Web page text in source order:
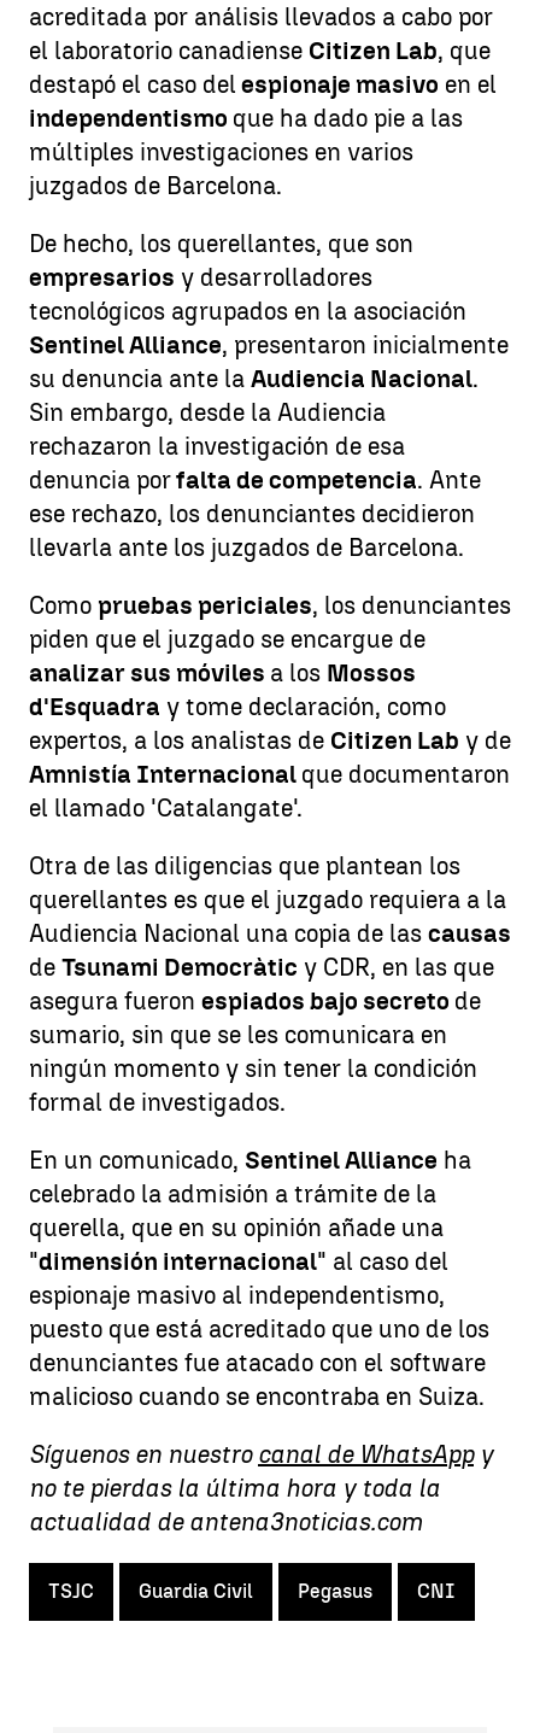
acreditada por análisis llevados a cabo por
el laboratorio canadiense Citizen Lab, que
destapó el caso del espionaje masivo en el
independentismo que ha dado pie a las
múltiples investigaciones en varios
juzgados de Barcelona.
De hecho, los querellantes, que son
empresarios y desarrolladores
tecnológicos agrupados en la asociación
Sentinel Alliance, presentaron inicialmente
su denuncia ante la Audiencia Nacional.
Sin embargo, desde la Audiencia
rechazaron la investigación de esa
denuncia porfalta de competencia. Ante
ese rechazo, los denunciantes decidieron
llevarla ante los juzgados de Barcelona.
Como pruebas periciales, los denunciantes
piden que el juzgado se encargue de
analizar sus móviles a los Mossos
d'Esquadra y tome declaración, como
expertos, a los analistas de Citizen Lab y de
Amnistía Internacional que documentaron
el llamado 'Catalangate'.
Otra de las diligencias que plantean los
querellantes es que el juzgado requiera a la
Audiencia Nacional una copia de las causas
de Tsunami Democràtic y CDR, en las que
asegura fueron espiados bajo secreto de
sumario, sin que se les comunicara en
ningún momento y sin tener la condición
formal de investigados.
En un comunicado, Sentinel Alliance ha
celebrado la admisión a trámite de la
querella, que en su opinión añade una
"dimensión internacional" al caso del
espionaje masivo al independentismo,
puesto que está acreditado que uno de los
denunciantes fue atacado con el software
malicioso cuando se encontraba en Suiza.
Síguenos en nuestro canal de WhatsAppy
no te pierdas la última hora y toda la
actualidad de antena3noticias.com
TSJC Guardia Civil Pegasus CNI